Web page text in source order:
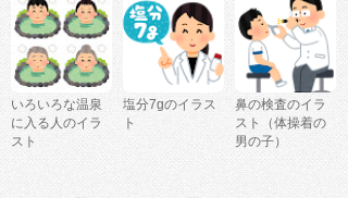
いろいろな温泉
に入る人のイラ
スト
塩分7gのイラス
ト
鼻の検査のイラ
スト（体操着の
男の子）